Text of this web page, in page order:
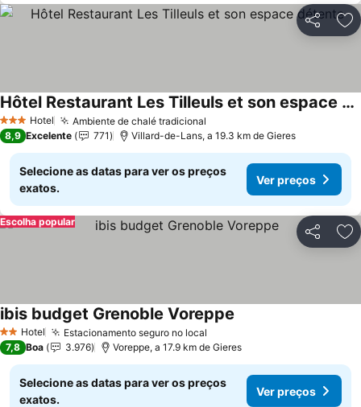
Partilhar
3 EstrelasHotel Ambiente de chalé tradicional
Hôtel Restaurant Les Tilleuls et son espace détente
8,9 Excelente 771 Villard-de-Lans, a 19.3 km de Gieres
Selecione as datas para ver os preços
exatos.
Ver preços
Partilhar
Escolha popular
2 Estrelas
Hotel Estacionamento seguro no local
ibis budget Grenoble Voreppe
7,8 Boa 3.976 Voreppe, a 17.9 km de Gieres
Selecione as datas para ver os preços
exatos.
Ver preços